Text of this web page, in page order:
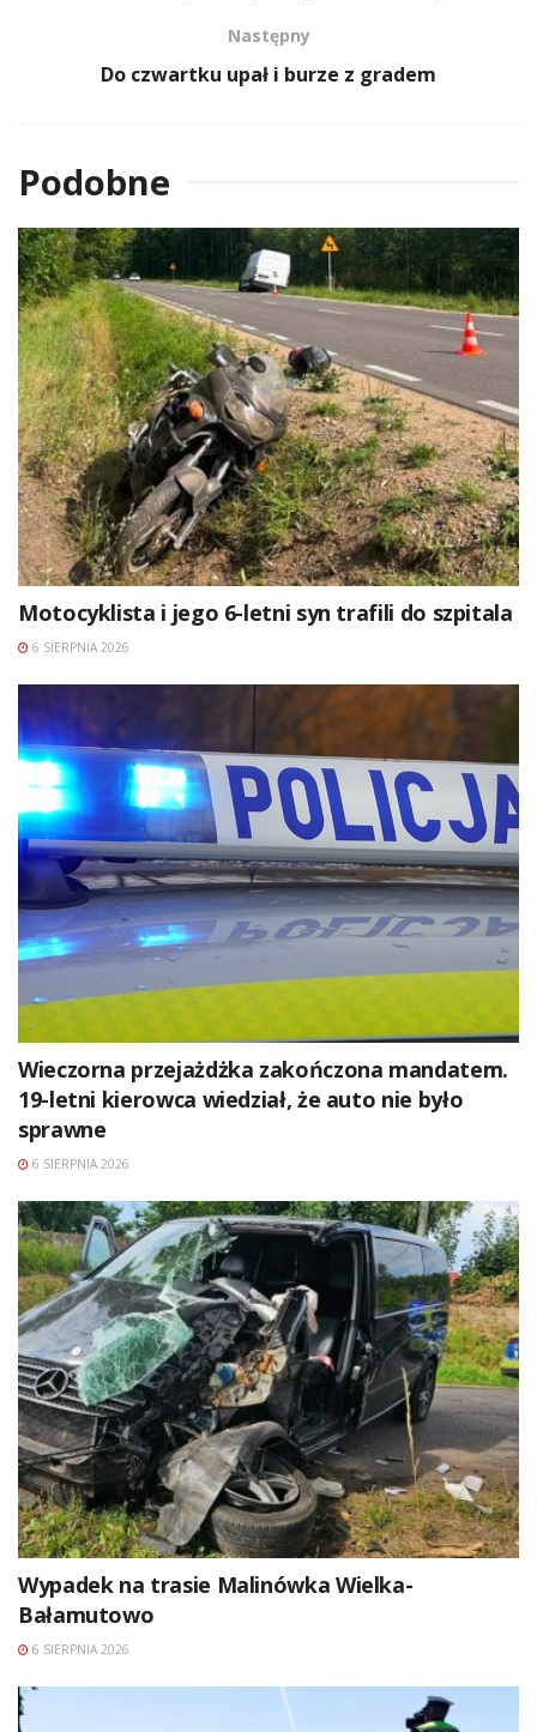
Następny
Do czwartku upał i burze z gradem
Podobne
Motocyklista i jego 6-letni syn trafili do szpitala
6 SIERPNIA 2026
Wieczorna przejażdżka zakończona mandatem.
19-letni kierowca wiedział, że auto nie było
sprawne
6 SIERPNIA 2026
Wypadek na trasie Malinówka Wielka-
Bałamutowo
6 SIERPNIA 2026